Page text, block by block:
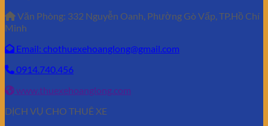
Văn Phòng: 332 Nguyễn Oanh, Phường Gò Vấp, TP.Hồ Chí
Minh
Email: chothuexehoanglong@gmail.com
0914.740.456
www.thuexehoanglong.com
DỊCH VỤ CHO THUÊ XE